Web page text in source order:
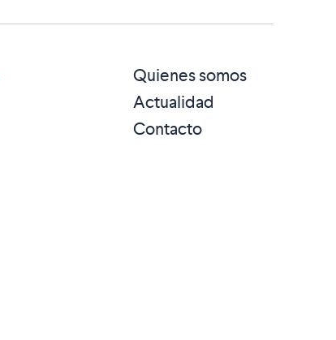
Quienes somos
Actualidad
Contacto